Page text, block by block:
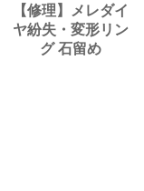
【修理】メレダイ
ヤ紛失・変形リン
グ 石留め